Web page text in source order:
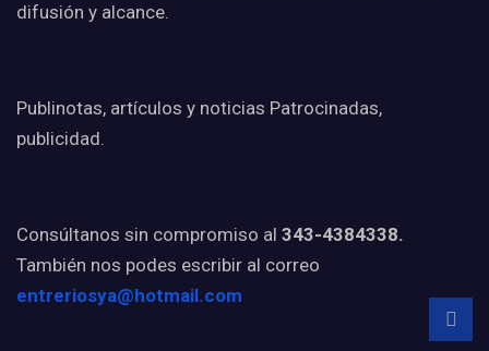
difusión y alcance.
Publinotas, artículos y noticias Patrocinadas,
publicidad.
Consúltanos sin compromiso al 343-4384338.
También nos podes escribir al correo
entreriosya@hotmail.com